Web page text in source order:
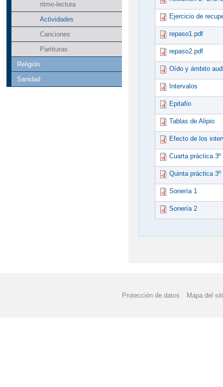
ritmo-lectura
Actividades
Canciones
Partituras
Religión
Sanidad
Ejercicio de
repaso1.pdf
repaso2.pdf
Oído y ámbito
Intervalos
Epitafio
Tablas de Alipio
Efecto de los
Cuarta práctica 3º
Quinta práctica 3º
Sonería 1
Sonería 2
Protección de datos Mapa del